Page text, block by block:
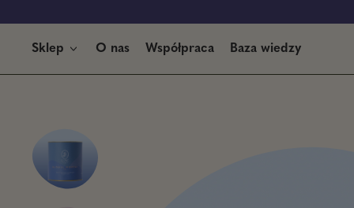
Sklep O nas Współpraca Baza wiedzy